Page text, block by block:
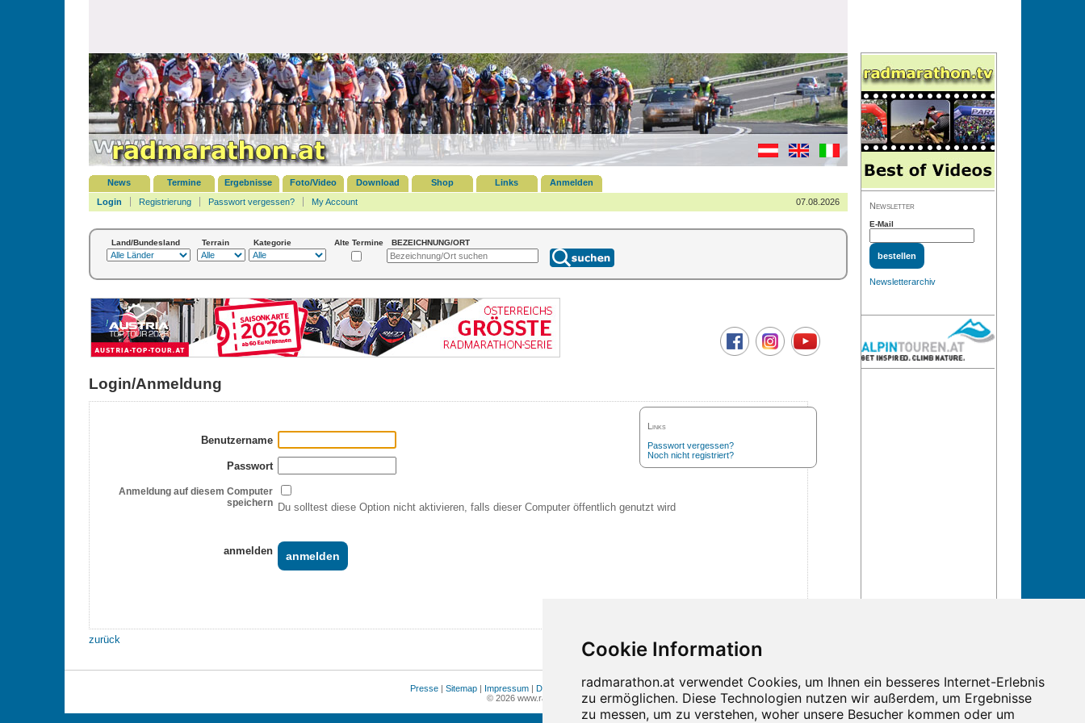
News Termine Ergebnisse Foto/Video Download Shop Links
Anmelden
Login
Registrierung Passwort vergessen? My Account 07.08.2026
Land/Bundesland Terrain Kategorie Alte Termine BEZEICHNUNG/ORT
Login/Anmeldung
Links
Passwort vergessen?
Noch nicht registriert?
Benutzername
Passwort
Anmeldung auf diesem Computer
speichern Du solltest diese Option nicht aktivieren, falls dieser Computer öffentlich genutzt wird
anmelden
zurück
Newsletter
E-Mail
Newsletterarchiv
Presse | Sitemap | Impressum | Datenschutz |Cookie Einstellungen
© 2026 www.radmarathon.at